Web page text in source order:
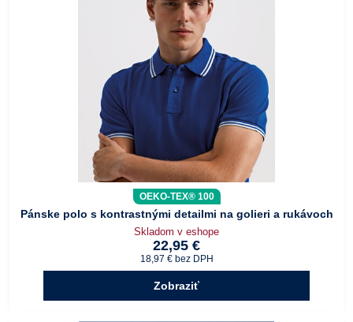
OEKO-TEX® 100
Pánske polo s kontrastnými detailmi na golieri a rukávoch
Skladom v eshope
22,95 €
18,97 € bez DPH
Zobraziť